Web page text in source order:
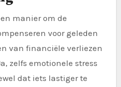
manier om de
voor geleden
van financiële verliezen
zelfs emotionele stress
dat iets lastiger te